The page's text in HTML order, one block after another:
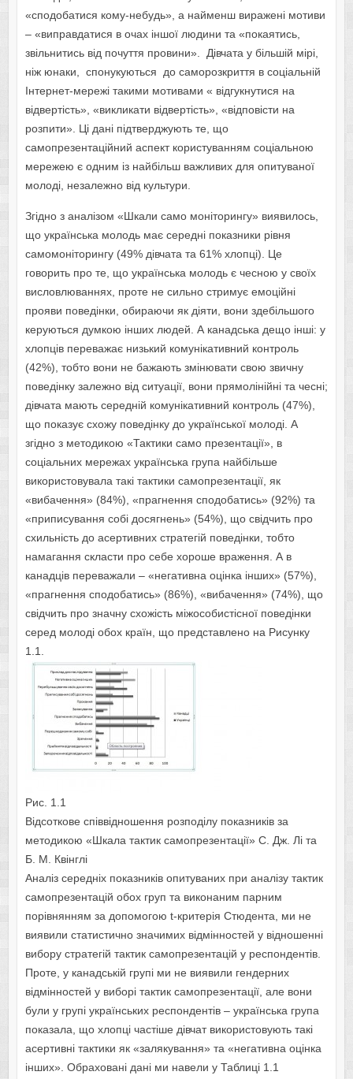
«сподобатися кому-небудь», а найменш виражені мотиви
– «виправдатися в очах іншої людини та «покаятись,
звільнитись від почуття провини». Дівчата у більшій мірі,
ніж юнаки, спонукуються до саморозкриття в соціальній
Інтернет-мережі такими мотивами « відгукнутися на
відвертість», «викликати відвертість», «відповісти на
розпити». Ці дані підтверджують те, що
самопрезентаційний аспект користуванням соціальною
мережею є одним із найбільш важливих для опитуваної
молоді, незалежно від культури.
Згідно з аналізом «Шкали само моніторингу» виявилось,
що українська молодь має середні показники рівня
самомоніторингу (49% дівчата та 61% хлопці). Це
говорить про те, що українська молодь є чесною у своїх
висловлюваннях, проте не сильно стримує емоційні
прояви поведінки, обираючи як діяти, вони здебільшого
керуються думкою інших людей. А канадська дещо інші: у
хлопців переважає низький комунікативний контроль
(42%), тобто вони не бажають змінювати свою звичну
поведінку залежно від ситуації, вони прямолінійні та чесні;
дівчата мають середній комунікативний контроль (47%),
що показує схожу поведінку до української молоді. А
згідно з методикою «Тактики само презентації», в
соціальних мережах українська група найбільше
використовувала такі тактики самопрезентації, як
«вибачення» (84%), «прагнення сподобатись» (92%) та
«приписування собі досягнень» (54%), що свідчить про
схильність до асертивних стратегій поведінки, тобто
намагання скласти про себе хороше враження. А в
канадців переважали – «негативна оцінка інших» (57%),
«прагнення сподобатись» (86%), «вибачення» (74%), що
свідчить про значну схожість міжособистісної поведінки
серед молоді обох країн, що представлено на Рисунку
1.1.
Рис. 1.1
Відсоткове співвідношення розподілу показників за
методикою «Шкала тактик самопрезентації» С. Дж. Лі та
Б. М. Квінглі
Аналіз середніх показників опитуваних при аналізу тактик
самопрезентацій обох груп та виконаним парним
порівнянням за допомогою t-критерія Стюдента, ми не
виявили статистично значимих відмінностей у відношенні
вибору стратегій тактик самопрезентацій у респондентів.
Проте, у канадській групі ми не виявили гендерних
відмінностей у виборі тактик самопрезентації, але вони
були у групі українських респондентів – українська група
показала, що хлопці частіше дівчат використовують такі
асертивні тактики як «залякування» та «негативна оцінка
інших». Обраховані дані ми навели у Таблиці 1.1